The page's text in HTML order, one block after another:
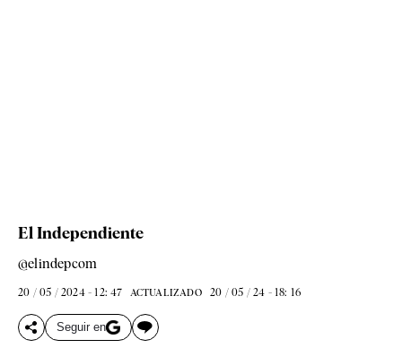
El Independiente
@elindepcom
20 / 05 / 2024 - 12: 47 ACTUALIZADO 20 / 05 / 24 - 18: 16
Seguir en